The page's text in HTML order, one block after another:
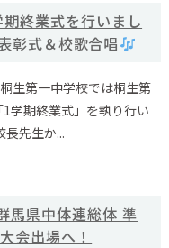
期終業式を行いまし
彰式＆校歌合唱
生第一中学校では桐生第
学期終業式」を執り行い
長先生か...
馬県中体連総体 準
会出場へ！